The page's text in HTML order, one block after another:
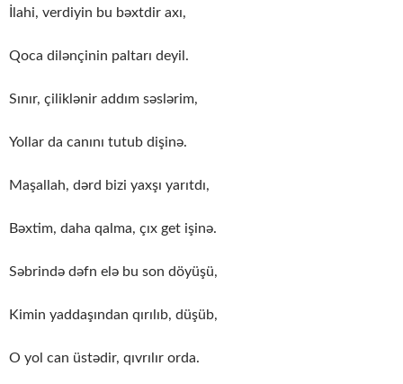
İlahi, verdiyin bu bəxtdir axı,
Qoca dilənçinin paltarı deyil.
Sınır, çiliklənir addım səslərim,
Yollar da canını tutub dişinə.
Maşallah, dərd bizi yaxşı yarıtdı,
Bəxtim, daha qalma, çıx get işinə.
Səbrində dəfn elə bu son döyüşü,
Kimin yaddaşından qırılıb, düşüb,
O yol can üstədir, qıvrılır orda.